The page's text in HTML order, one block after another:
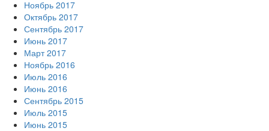
Ноябрь 2017
Октябрь 2017
Сентябрь 2017
Июнь 2017
Март 2017
Ноябрь 2016
Июль 2016
Июнь 2016
Сентябрь 2015
Июль 2015
Июнь 2015